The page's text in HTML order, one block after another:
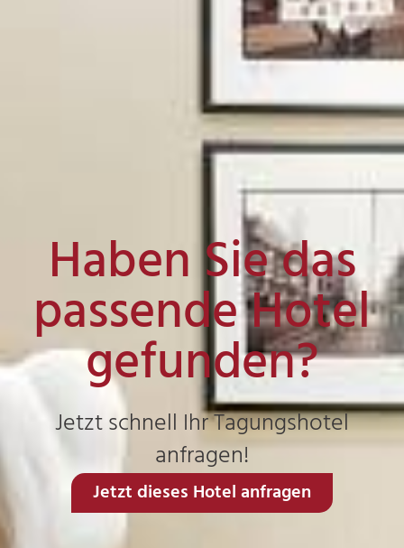
Haben Sie das
passende Hotel
gefunden?
Jetzt schnell Ihr Tagungshotel
anfragen!
Jetzt dieses Hotel anfragen